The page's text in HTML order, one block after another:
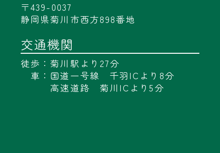
〒439-0037
静岡県菊川市西方898番地
交通機関
徒歩：菊川駅より27分
車：国道一号線 千羽ICより8分
高速道路 菊川ICより5分